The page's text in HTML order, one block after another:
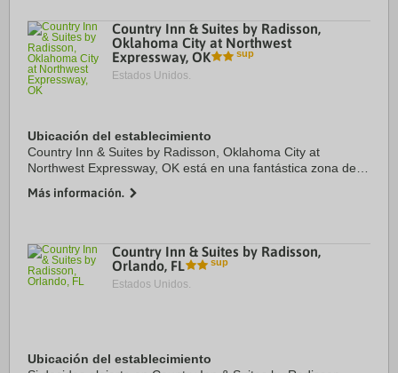
Country Inn & Suites by Radisson,
Oklahoma City at Northwest
Expressway, OK
Estados Unidos.
Ubicación del establecimiento
Country Inn & Suites by Radisson, Oklahoma City at
Northwest Expressway, OK está en una fantástica zona de
minutos en coche de Centro comercial Quail ...
Más información.
Country Inn & Suites by Radisson,
Orlando, FL
Estados Unidos.
Ubicación del establecimiento